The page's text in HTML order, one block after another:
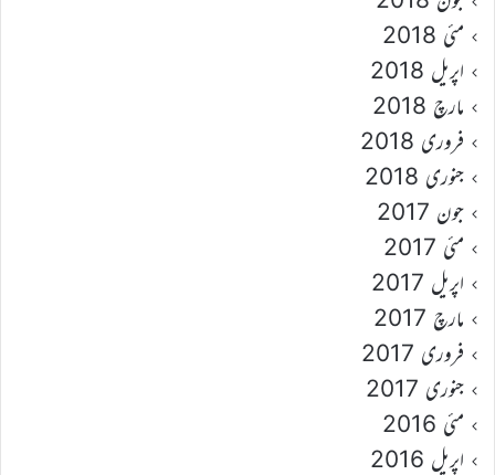
مئی 2018
اپریل 2018
مارچ 2018
فروری 2018
جنوری 2018
جون 2017
مئی 2017
اپریل 2017
مارچ 2017
فروری 2017
جنوری 2017
مئی 2016
اپریل 2016